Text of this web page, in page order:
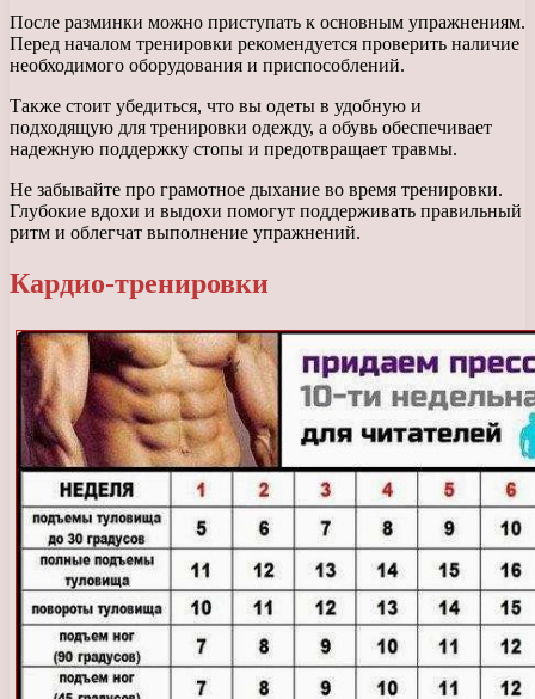
После разминки можно приступать к основным упражнениям.
Перед началом тренировки рекомендуется проверить наличие
необходимого оборудования и приспособлений.
Также стоит убедиться, что вы одеты в удобную и
подходящую для тренировки одежду, а обувь обеспечивает
надежную поддержку стопы и предотвращает травмы.
Не забывайте про грамотное дыхание во время тренировки.
Глубокие вдохи и выдохи помогут поддерживать правильный
ритм и облегчат выполнение упражнений.
Кардио-тренировки